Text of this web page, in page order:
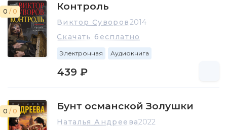
0 / 0 Контроль
Виктор Суворов2014
Скачать бесплатно
Электронная Аудиокнига
439 ₽
0 / 0 Бунт османской Золушки
Наталья Андреева2022